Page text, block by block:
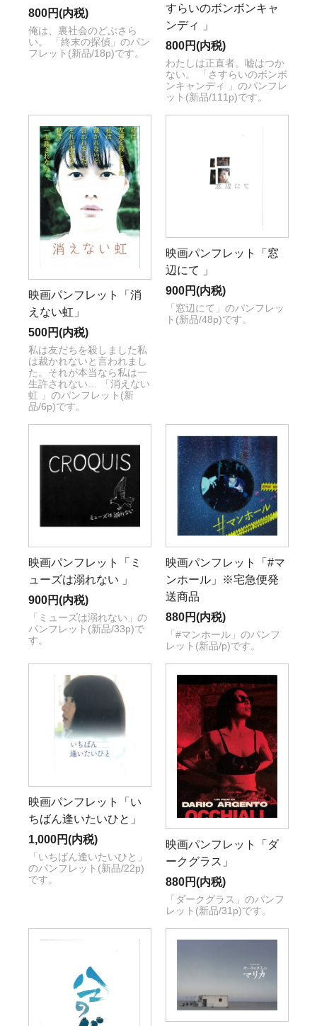
800円(内税)
俺は、裏社会のどぶさら
い。 「終末の探偵」のパン
フレット(新品/18p)です。
すらいのボンボンキャ
ンディ 」
800円(内税)
わたしは正直者。嘘はつか
ない。 「さすらいのボンボ
ンキャンディ 」のパンフレ
ット(新品/111p)です。
映画パンフレット「消
えない虹」
500円(内税)
私は友だちを殺しました私
は裁かれないと言われまし
た。それが本当なら私は一
生許されない… 「消えない
虹 」のパンフレット(新
品/6p)です。
映画パンフレット「窓
辺にて 」
900円(内税)
「窓辺にて」のパンフレッ
ト(新品/48p)です。
映画パンフレット「ミ
ューズは溺れない 」
900円(内税)
「ミューズは溺れない」の
パンフレット(新品/33p)で
す。
映画パンフレット「#マ
ンホール」※宅急便発
送商品
880円(内税)
「#マンホール」のパンフ
レット(新品/p)です。
映画パンフレット「い
ちばん逢いたいひと」
1,000円(内税)
「いちばん逢いたいひと」
のパンフレット(新品/22p)
です。
映画パンフレット「ダ
ークグラス」
880円(内税)
「ダークグラス」のパンフ
レット(新品/31p)です。